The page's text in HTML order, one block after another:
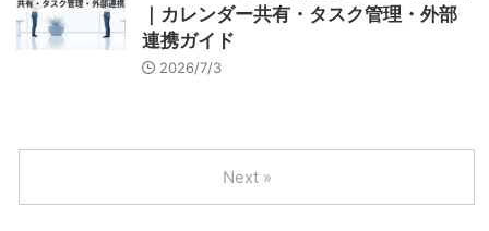
｜カレンダー共有・タスク管理・外部
連携ガイド
2026/7/3
Next »